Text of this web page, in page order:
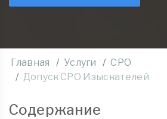
Главная Услуги
СРО
Допуск СРО Изыскателей
Содержание